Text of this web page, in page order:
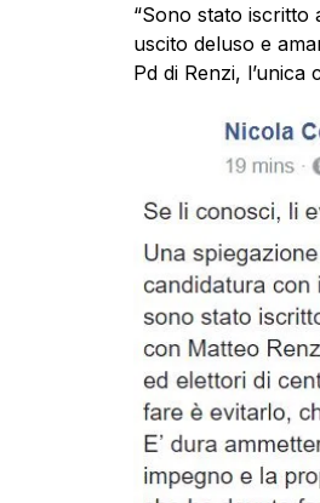
“Sono stato iscritto
uscito deluso e
Pd di Renzi,